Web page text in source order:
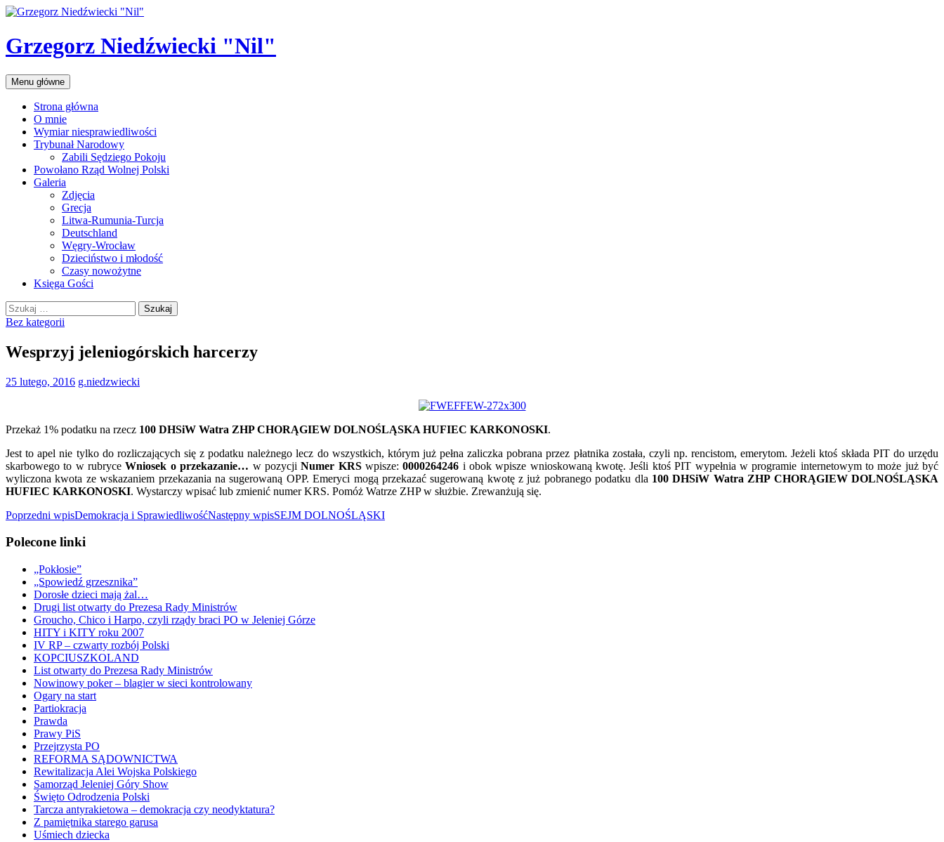
Przejdź
treści
Grzegorz Niedźwiecki "Nil"
Szukaj
Menu główne
Strona główna
O mnie
Wymiar niesprawiedliwości
Trybunał Narodowy
Zabili Sędziego Pokoju
Powołano Rząd Wolnej Polski
Galeria
Zdjęcia
Grecja
Litwa-Rumunia-Turcja
Deutschland
Węgry-Wrocław
Dzieciństwo i młodość
Czasy nowożytne
Księga Gości
Szukaj:
Bez kategorii
Wesprzyj jeleniogórskich harcerzy
25 lutego, 2016 g.niedzwiecki
Przekaż 1% podatku na rzecz 100 DHSiW Watra ZHP CHORĄGIEW DOLNOŚLĄSKA HUFIEC KARKONOSKI.
Jest to apel nie tylko do rozliczających się z podatku należnego lecz do wszystkich, którym już pełna zaliczka pobrana przez płatnika została, czyli np. rencistom, emerytom. Jeżeli ktoś składa PIT do urzędu
skarbowego to w rubryceWniosek o przekazanie… w pozycjiNumer KRSwpisze:0000264246 i obok wpisze wnioskowaną kwotę. Jeśli ktoś PIT wypełnia w programie internetowym to może już być
wyliczona kwota ze wskazaniem przekazania na sugerowaną OPP. Emeryci mogą przekazać sugerowaną kwotę z już pobranego podatku dla 100 DHSiW Watra ZHP CHORĄGIEW DOLNOŚLĄSKA
HUFIEC KARKONOSKI. Wystarczy wpisać lub zmienić numer KRS. Pomóż Watrze ZHP w służbie. Zrewanżują się.
Nawigacja
wpisu
Poprzedni wpisDemokracja i SprawiedliwośćNastępny wpisSEJM DOLNOŚLĄSKI
Polecone linki
„Pokłosie”
„Spowiedź grzesznika”
Dorosłe dzieci mają żal…
Drugi list otwarty do Prezesa Rady Ministrów
Groucho, Chico i Harpo, czyli rządy braci PO w Jeleniej Górze
HITY i KITY roku 2007
IV RP – czwarty rozbój Polski
KOPCIUSZKOLAND
List otwarty do Prezesa Rady Ministrów
Nowinowy poker – blagier w sieci kontrolowany
Ogary na start
Partiokracja
Prawda
Prawy PiS
Przejrzysta PO
REFORMA SĄDOWNICTWA
Rewitalizacja Alei Wojska Polskiego
Samorząd Jeleniej Góry Show
Święto Odrodzenia Polski
Tarcza antyrakietowa – demokracja czy neodyktatura?
Z pamiętnika starego garusa
Uśmiech dziecka